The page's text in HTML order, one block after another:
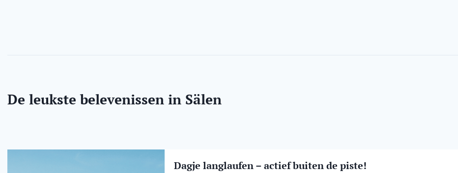
De leukste belevenissen in Sälen
Dagje langlaufen – actief buiten de piste!